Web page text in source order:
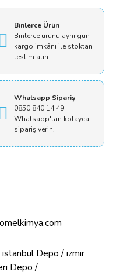
Binlerce Ürün
Binlerce ürünü aynı gün
kargo imkânı ile stoktan
teslim alın.
Whatsapp Sipariş
0850 840 14 49
Whatsapp'tan kolayca
sipariş verin.
Depo / izmir
Depo /